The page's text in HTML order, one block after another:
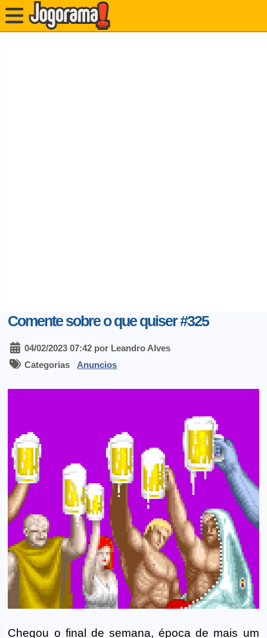
Comente sobre o que quiser #325
04/02/2023 07:42 por Leandro Alves
Categorias Anuncios
Chegou o final de semana, época de mais um